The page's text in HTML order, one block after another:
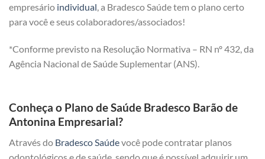
empresário individual , a Bradesco Saúde tem o plano certo
para você e seus colaboradores/associados!
*Conforme previsto na Resolução Normativa – RN nº 432, da
Agência Nacional de Saúde Suplementar (ANS).
Conheça o Plano de Saúde Bradesco Barão de
Antonina Empresarial?
Através do Bradesco Saúdevocê pode contratar planos